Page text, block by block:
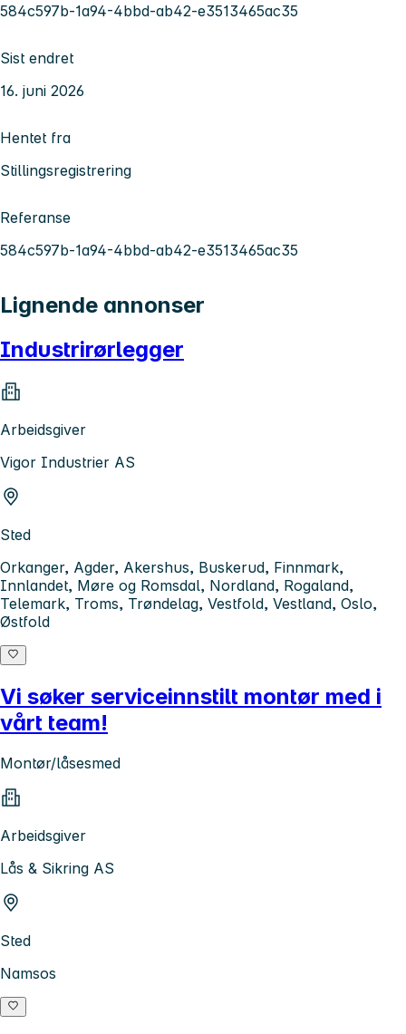
584c597b-1a94-4bbd-ab42-e3513465ac35
Sist endret
16. juni 2026
Hentet fra
Stillingsregistrering
Referanse
584c597b-1a94-4bbd-ab42-e3513465ac35
Lignende annonser
Industrirørlegger
Arbeidsgiver
Vigor Industrier AS
Sted
Orkanger, Agder, Akershus, Buskerud, Finnmark,
Innlandet, Møre og Romsdal, Nordland, Rogaland,
Telemark, Troms, Trøndelag, Vestfold, Vestland, Oslo,
Østfold
Vi søker serviceinnstilt montør med i
vårt team!
Montør/låsesmed
Arbeidsgiver
Lås & Sikring AS
Sted
Namsos